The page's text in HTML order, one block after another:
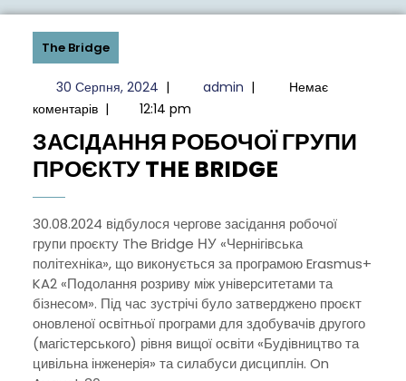
The Bridge
30 Серпня, 202430
Серпня,
2024
| admin admin
|
Немає
коментарів | 12:14 pm
ЗАСІДАННЯ РОБОЧОЇ ГРУПИ
ПРОЄКТУ THE BRIDGE
ГРУПИ
ПРОЄКТУ
THE
BRIDGE
30.08.2024 відбулося чергове засідання робочої
групи проєкту The Bridge НУ «Чернігівська
політехніка», що виконується за програмою Erasmus+
KA2 «Подолання розриву між університетами та
бізнесом». Під час зустрічі було затверджено проєкт
оновленої освітньої програми для здобувачів другого
(магістерського) рівня вищої освіти «Будівництво та
цивільна інженерія» та силабуси дисциплін. On